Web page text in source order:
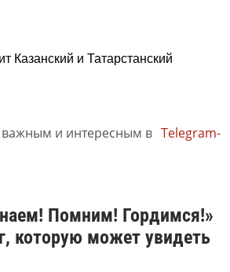
Казанский и Татарстанский
и интересным в Telegram-
Помним! Гордимся!»
которую может увидеть